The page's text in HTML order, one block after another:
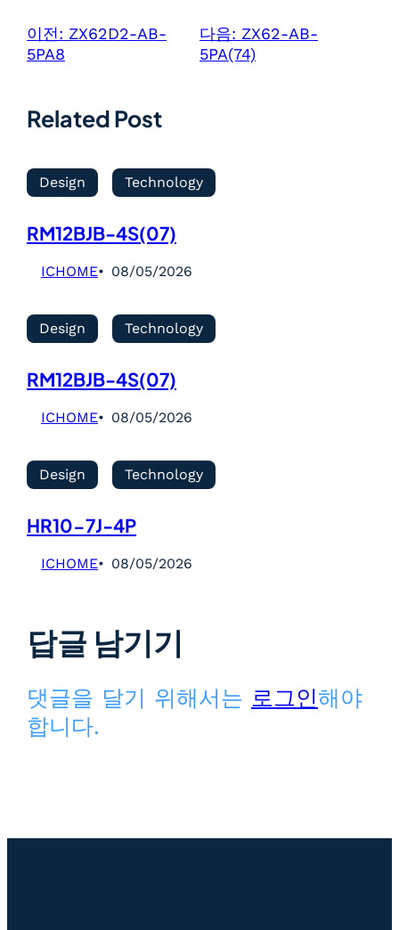
이전: ZX62D2-AB-
5PA8
다음: ZX62-AB-
5PA(74)
Related Post
Design Technology
RM12BJB-4S(07)
ICHOME 08/05/2026
Design Technology
RM12BJB-4S(07)
ICHOME 08/05/2026
Design Technology
HR10-7J-4P
ICHOME 08/05/2026
답글 남기기
댓글을 달기 위해서는 로그인해야
합니다.